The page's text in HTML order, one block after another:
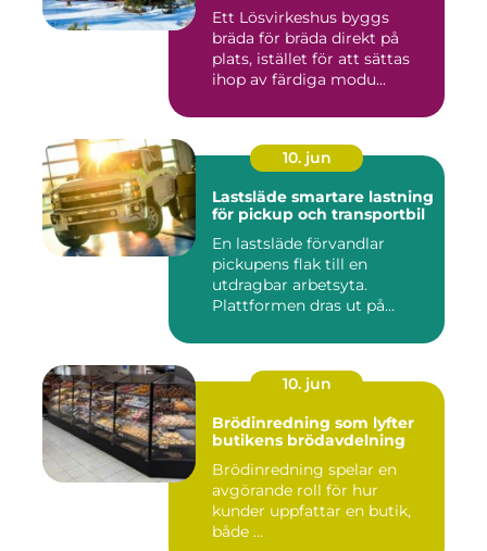
Ett Lösvirkeshus byggs
bräda för bräda direkt på
plats, istället för att sättas
ihop av färdiga modu...
10. jun
Lastsläde smartare lastning
för pickup och transportbil
En lastsläde förvandlar
pickupens flak till en
utdragbar arbetsyta.
Plattformen dras ut på
10. jun
Brödinredning som lyfter
butikens brödavdelning
Brödinredning spelar en
avgörande roll för hur
kunder uppfattar en butik,
både ...